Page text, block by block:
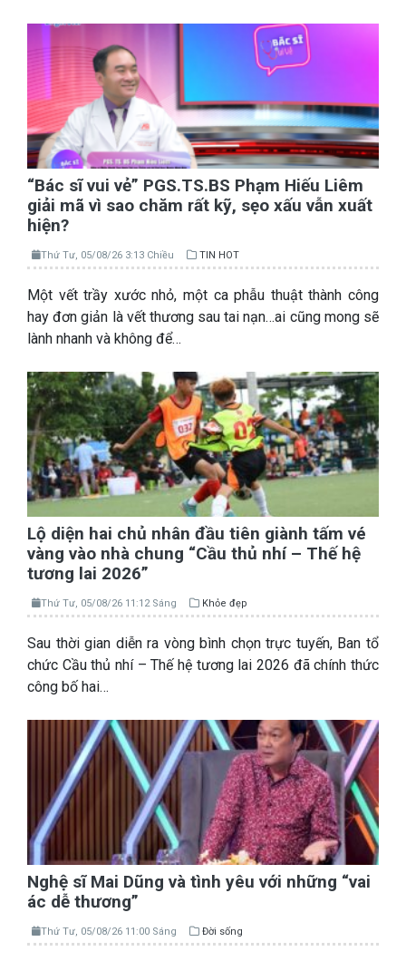
“Bác sĩ vui vẻ” PGS.TS.BS Phạm Hiếu Liêm
giải mã vì sao chăm rất kỹ, sẹo xấu vẫn xuất
hiện?
Thứ Tư, 05/08/26 3:13 Chiều TIN HOT
Một vết trầy xước nhỏ, một ca phẫu thuật thành công
hay đơn giản là vết thương sau tai nạn…ai cũng mong sẽ
lành nhanh và không để…
Lộ diện hai chủ nhân đầu tiên giành tấm vé
vàng vào nhà chung “Cầu thủ nhí – Thế hệ
tương lai 2026”
Thứ Tư, 05/08/26 11:12 Sáng Khỏe đẹp
Sau thời gian diễn ra vòng bình chọn trực tuyến, Ban tổ
chức Cầu thủ nhí – Thế hệ tương lai 2026 đã chính thức
công bố hai…
Nghệ sĩ Mai Dũng và tình yêu với những “vai
ác dễ thương”
Thứ Tư, 05/08/26 11:00 Sáng Đời sống